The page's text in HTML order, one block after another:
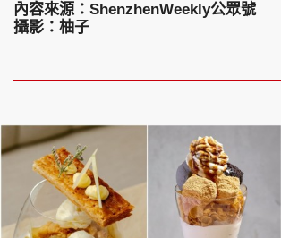
內容來源：ShenzhenWeekly公眾號
攝影：柚子